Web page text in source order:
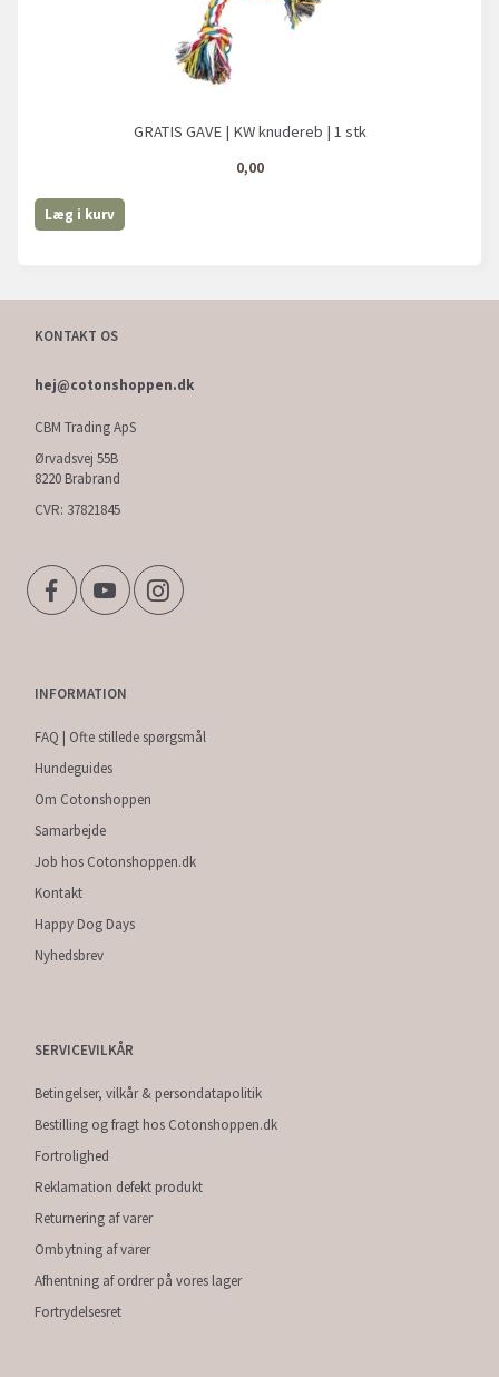
GRATIS GAVE | KW knudereb | 1 stk
0,00
Læg i kurv
KONTAKT OS
hej@cotonshoppen.dk
CBM Trading ApS
Ørvadsvej 55B
8220 Brabrand
CVR: 37821845
INFORMATION
FAQ | Ofte stillede spørgsmål
Hundeguides
Om Cotonshoppen
Samarbejde
Job hos Cotonshoppen.dk
Kontakt
Happy Dog Days
Nyhedsbrev
SERVICEVILKÅR
Betingelser, vilkår & persondatapolitik
Bestilling og fragt hos Cotonshoppen.dk
Fortrolighed
Reklamation defekt produkt
Returnering af varer
Ombytning af varer
Afhentning af ordrer på vores lager
Fortrydelsesret